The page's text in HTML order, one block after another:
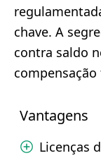
chave. A
contra saldo
Vantagens
Licenças